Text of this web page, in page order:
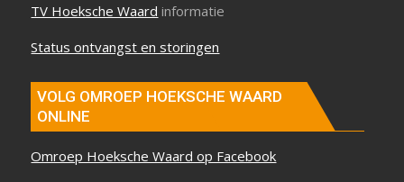
TV Hoeksche Waard informatie
Status ontvangst en storingen
VOLG OMROEP HOEKSCHE WAARD
ONLINE
Omroep Hoeksche Waard op Facebook